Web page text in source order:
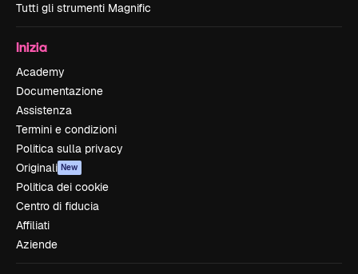
Tutti gli strumenti Magnific
Inizia
Academy
Documentazione
Assistenza
Termini e condizioni
Politica sulla privacy
Originali New
Politica dei cookie
Centro di fiducia
Affiliati
Aziende